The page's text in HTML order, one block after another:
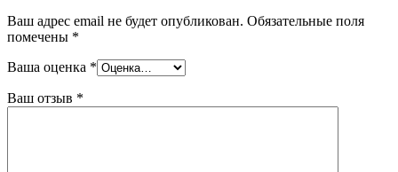
Ваш адрес email не будет опубликован. Обязательные поля
помечены *
Ваша оценка *
Ваш отзыв *